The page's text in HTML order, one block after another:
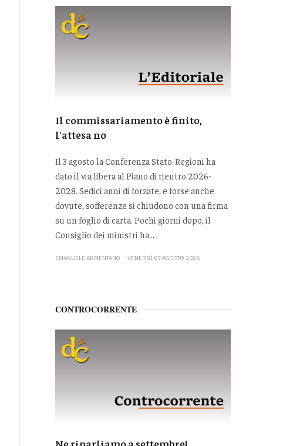
Il commissariamento è finito,
l'attesa no
Il 3 agosto la Conferenza Stato-Regioni ha
dato il via libera al Piano di rientro 2026-
2028. Sedici anni di forzate, e forse anche
dovute, sofferenze si chiudono con una firma
su un foglio di carta. Pochi giorni dopo, il
Consiglio dei ministri ha...
EMANUELE ARMENTANO VENERDÌ 07 AGOSTO 2026
CONTROCORRENTE
Ne riparliamo a settembre!